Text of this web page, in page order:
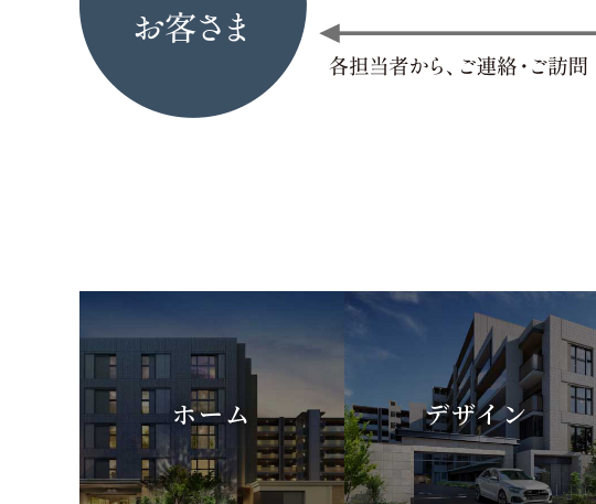
ホーム デザイン